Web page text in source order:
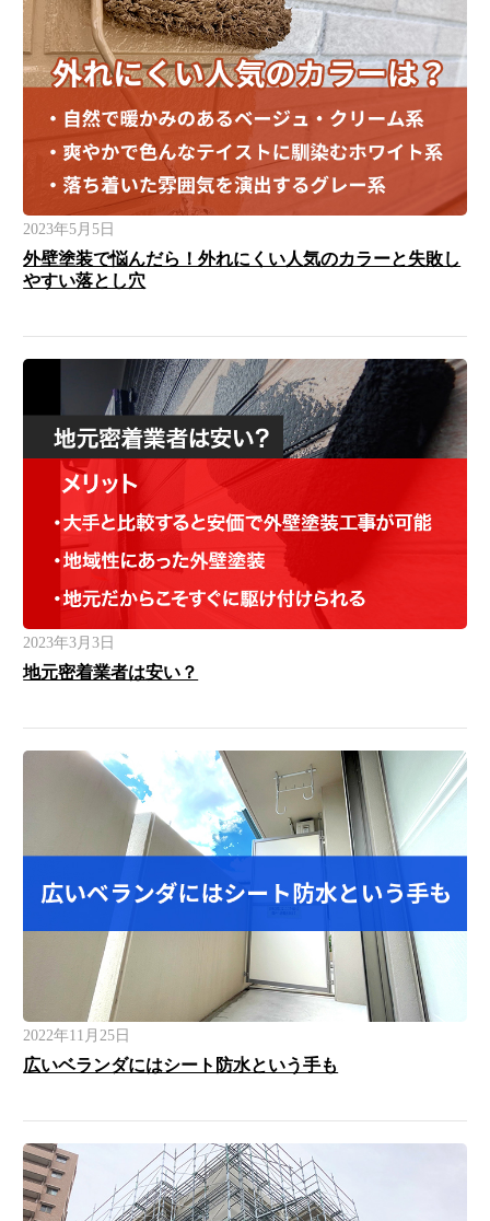
2023年5月5日
外壁塗装で悩んだら！外れにくい人気のカラーと失敗し
やすい落とし穴
2023年3月3日
地元密着業者は安い？
2022年11月25日
広いベランダにはシート防水という手も